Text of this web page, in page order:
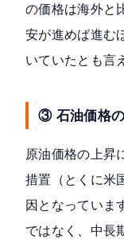
の価格は海外と
安が進めば進む
いていたとも言
③ 石油価格
原油価格の上昇
措置（とくに米
因となっていま
ではなく、中長